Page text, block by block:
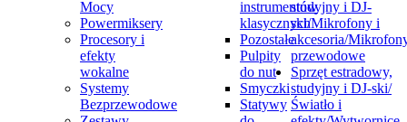
Mocy
Powermiksery
Procesory i
efekty
wokalne
Systemy
Bezprzewodowe
instrumentów
klasycznych
Pozostałe
Pulpity
do nut
Smyczki
Statywy
studyjny i DJ-
ski/Mikrofony i
akcesoria/
przewodowe
Sprzęt estradowy,
studyjny i DJ-ski/
Światło i